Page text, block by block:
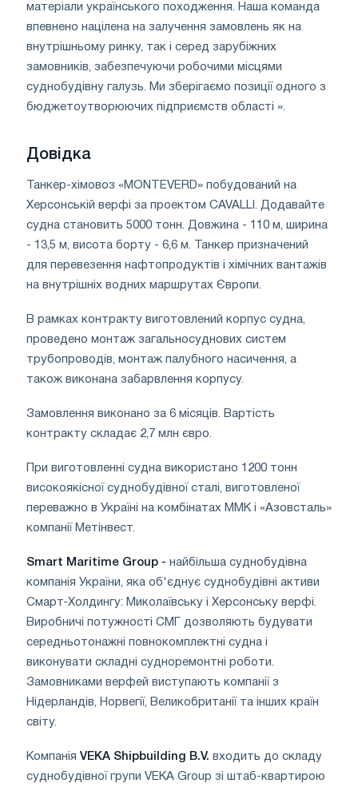
матеріали українського походження. Наша команда
впевнено націлена на залучення замовлень як на
внутрішньому ринку, так і серед зарубіжних
замовників, забезпечуючи робочими місцями
суднобудівну галузь. Ми зберігаємо позиції одного з
бюджетоутворюючих підприємств області ».
Довідка
Танкер-хімовоз «MONTEVERD» побудований на
Херсонській верфі за проектом CAVALLI. Додавайте
судна становить 5000 тонн. Довжина - 110 м, ширина
- 13,5 м, висота борту - 6,6 м. Танкер призначений
для перевезення нафтопродуктів і хімічних вантажів
на внутрішніх водних маршрутах Європи.
В рамках контракту виготовлений корпус судна,
проведено монтаж загальносуднових систем
трубопроводів, монтаж палубного насичення, а
також виконана забарвлення корпусу.
Замовлення виконано за 6 місяців. Вартість
контракту складає 2,7 млн ​​євро.
При виготовленні судна використано 1200 тонн
високоякісної суднобудівної сталі, виготовленої
переважно в Україні на комбінатах ММК і «Азовсталь»
компанії Метінвест.
Smart Maritime Group - найбільша суднобудівна
компанія України, яка об'єднує суднобудівні активи
Смарт-Холдингу: Миколаївську і Херсонську верфі.
Виробничі потужності СМГ дозволяють будувати
середньотонажні повнокомплектні судна і
виконувати складні судноремонтні роботи.
Замовниками верфей виступають компанії з
Нідерландів, Норвегії, Великобританії та інших країн
світу.
Компанія VEKA Shipbuilding B.V. входить до складу
суднобудівної групи VEKA Group зі штаб-квартирою